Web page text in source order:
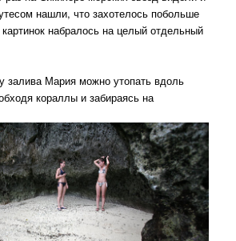
нашли, что захотелось побольше
набралось на целый отдельный
залива Мария можно утопать вдоль
кораллы и забираясь на